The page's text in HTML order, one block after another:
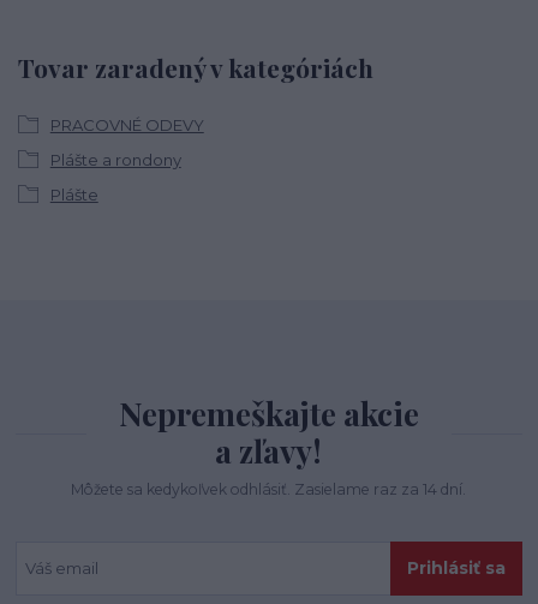
Tovar zaradený v kategóriách
PRACOVNÉ ODEVY
Plášte a rondony
Plášte
Nepremeškajte akcie
a zľavy!
Môžete sa kedykoľvek odhlásiť. Zasielame raz za 14 dní.
Prihlásiť sa